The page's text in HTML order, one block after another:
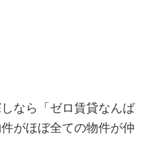
なら「ゼロ賃貸なんば
がほぼ全ての物件が仲